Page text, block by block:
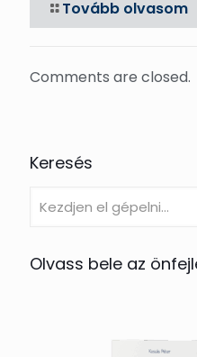
Tovább olvasom
Comments are closed.
Keresés
Olvass bele az